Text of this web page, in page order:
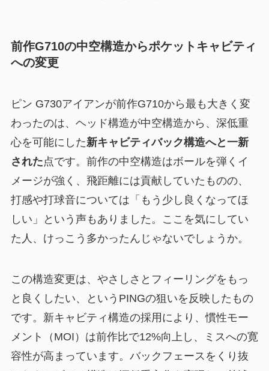
前作G710の中空構造からポケットキャビティ
への変更
ピン G730アイアンが前作G710から最も大きく変
わったのは、ヘッド構造が中空構造から、深低重
心を可能にした新キャビティバック構造へと一新
された点です。前作の中空構造はボールを弾くイ
メージが強く、飛距離には貢献していたものの、
打感や打球音については「もう少し良くなってほ
しい」という声もありました。ここを気にしてい
た人、けっこう多かったんじゃないでしょうか。
この構造変更は、やさしさとフィーリングをもっ
と良くしたい、というPINGの狙いを反映したもの
です。新キャビティ構造の採用により、慣性モー
メント（MOI）は前作比で12%向上し、ミスへの寛
容性が高まっています。バックフェースをくり抜